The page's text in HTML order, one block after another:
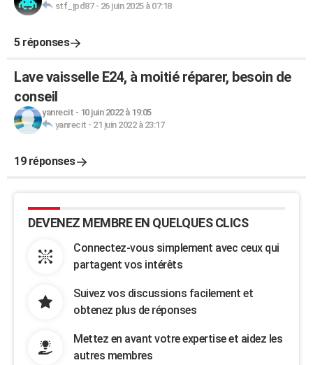
stf_jpd87- 26 juin 2025 à 07:18
5 réponses
Lave vaisselle E24, à moitié réparer, besoin de
conseil
yanrecit - 10 juin 2022 à 19:05
yanrecit - 21 juin 2022 à 23:17
19 réponses
DEVENEZ MEMBRE EN QUELQUES CLICS
Connectez-vous simplement avec ceux qui
partagent vos intérêts
Suivez vos discussions facilement et
obtenez plus de réponses
Mettez en avant votre expertise et aidez les
autres membres